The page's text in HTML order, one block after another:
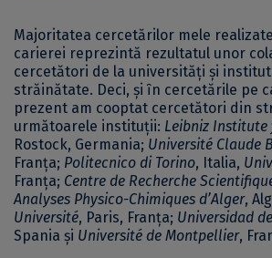
Majoritatea cercetărilor mele
carierei reprezintă rezultatul unor
cercetători de la universităţi şi
străinătate. Deci, şi ȋn cercetările pe
prezent am cooptat cercetători din
următoarele instituţii: Leibniz Institute
Rostock, Germania; Université Claude
Franţa; Politecnico di Torino, Italia,
Franţa; Centre de Recherche
Analyses Physico-Chimiques d’Alger,
Université, Paris, Franţa; Universidad
Spania şi Université de Montpellier,